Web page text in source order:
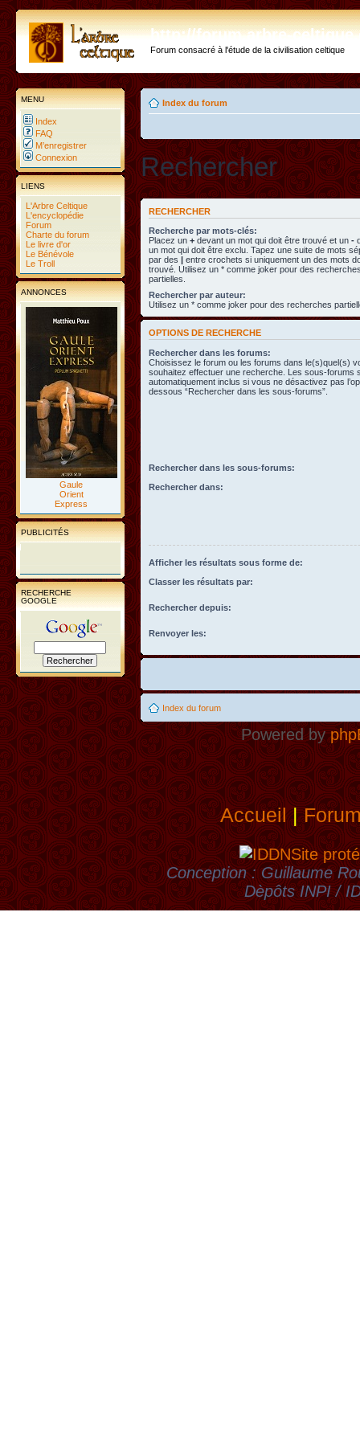
http://forum.arbre-
Forum consacré à l'étude de la civilisation celtique
MENU
Index
FAQ
M’enregistrer
Connexion
LIENS
L'Arbre Celtique
L'encyclopédie
Forum
Charte du forum
Le livre d'or
Le Bénévole
Le Troll
ANNONCES
Gaule
Orient
Express
PUBLICITÉS
RECHERCHE
GOOGLE
Index du forum
Rechercher
RECHERCHER
Recherche par mots-clés:
Placez un + devant un mot qui doit être trouvé et un -
un mot qui doit être exclu. Tapez une suite de mots
par des | entre crochets si uniquement un des mots
trouvé. Utilisez un * comme joker pour des
partielles.
Rechercher par auteur:
Utilisez un * comme joker pour des recherches
OPTIONS DE RECHERCHE
Rechercher dans les forums:
Choisissez le forum ou les forums dans le(s)quel(s)
souhaitez effectuer une recherche. Les sous-forums
automatiquement inclus si vous ne désactivez pas
dessous “Rechercher dans les sous-forums”.
Rechercher dans les sous-forums:
Rechercher dans:
Afficher les résultats sous forme de:
Classer les résultats par:
Rechercher depuis:
Renvoyer les:
Index du forum
Powered by
Accueil|
Site
Conception : Guillaume
Dèpôts INPI /